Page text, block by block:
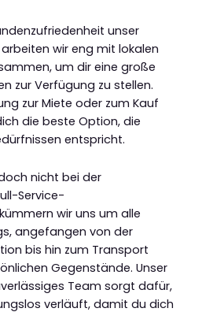
unser
wir eng mit lokalen
um dir eine große
zur Verfügung zu stellen.
zur Miete oder zum Kauf
die beste Option, die
entspricht.
nicht bei der
Service-
wir uns um alle
angefangen von der
bis hin zum Transport
Gegenstände. Unser
Team sorgt dafür,
verläuft, damit du dich